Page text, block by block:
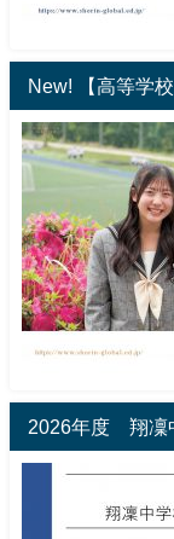
New! 【高等学
2026年度 翔凜